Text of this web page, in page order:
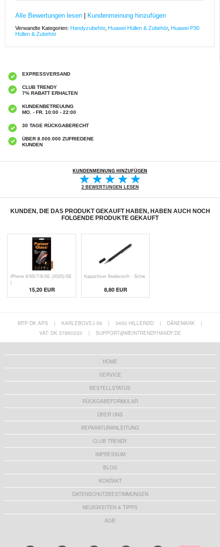
Alle Bewertungen lesen Kundenmeinung hinzufügen
Verwandte Kategorien: Handyzubehör, Huawei Hüllen & Zubehör, Huawei P30
Hüllen & Zubehör
EXPRESSVERSAND
CLUB TRENDY
7% RABATT ERHALTEN
KUNDENBETREUUNG
MO. - FR. 10:00 - 22:00
30 TAGE RÜCKGABERECHT
ÜBER 8.000.000 ZUFRIEDENE
KUNDEN
KUNDENMEINUNG HINZUFÜGEN
2 BEWERTUNGEN LESEN
KUNDEN, DIE DAS PRODUKT GEKAUFT HABEN, HABEN AUCH NOCH
FOLGENDE PRODUKTE GEKAUFT
iPhone 6/6S/7/8/SE (2020)/SE
(
15,20 EUR
Kapazitiver Bedienstift - Schw
8,80 EUR
MTP DK APS | KARLEBOVEJ 59 | 3400 HILLERØD | DÄNEMARK
|
VAT: DK 37860220
| SUPPORT@MEINTRENDYHANDY.DE
HOME
SERVICE
BESTELLSTATUS
RÜCKGABEFORMULAR
ÜBER UNS
REPARATURANLEITUNG
CLUB TRENDY
IMPRESSUM
BLOG
KONTAKT
DATENSCHUTZBESTIMMUNGEN
NEUIGKEITEN & TIPPS
AGB